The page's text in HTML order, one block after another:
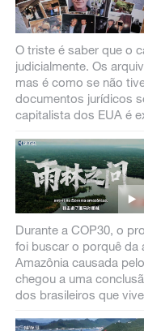
O triste é saber que o
judicialmente. Os
mas é como se não
documentos jurídicos
capitalista dos EUA é
Durante a COP30, o
foi buscar o porquê da
Amazônia causada
chegou a uma
dos brasileiros que
parceiro ao lado do